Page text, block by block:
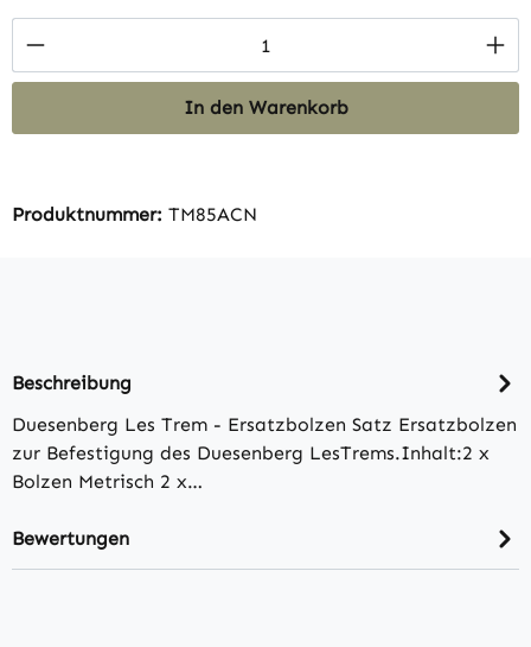
Produkt Anzahl: Gib den gewünschten
In den Warenkorb
Produktnummer: TM85ACN
Beschreibung
Duesenberg Les Trem - Ersatzbolzen Satz Ersatzbolzen
zur Befestigung des Duesenberg LesTrems.Inhalt:2 x
Bolzen Metrisch 2 x…
Bewertungen